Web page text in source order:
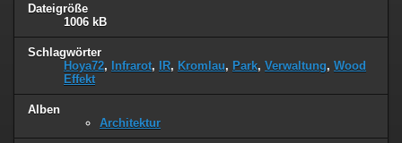
Dateigröße
1006 kB
Schlagwörter
Hoya72, Infrarot, IR, Kromlau, Park, Verwaltung, Wood
Effekt
Alben
Architektur